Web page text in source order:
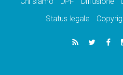
Status legale